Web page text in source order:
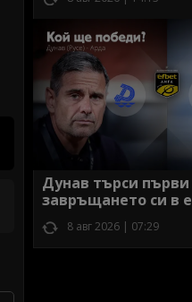
Дунав търси
завръщането си в
8 авг 2026 | 07:29